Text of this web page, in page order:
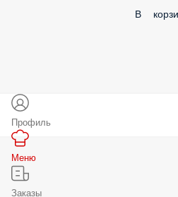
В
Профиль
Меню
Заказы